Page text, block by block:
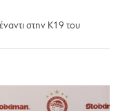
στην Κ19 του